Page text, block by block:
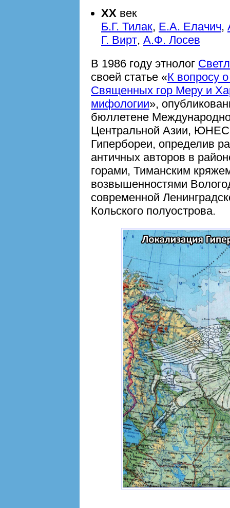
XX век
Б.Г. Тилак, E.А. Елачич,
Г. Вирт, А.Ф. Лосев
В 1986 году этнолог
своей статье «К вопросу
Священных гор Меру и
мифологии»,
бюллетене
Центральной Азии,
Гипербореи, определив
античных авторов в
горами, Тиманским
возвышенностями
современной
Кольского полуострова.